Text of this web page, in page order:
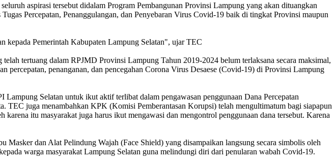
aspirasi tersebut didalam Program Pembangunan Provinsi Lampung yang akan dituangkan
Percepatan, Penanggulangan, dan Penyebaran Virus Covid-19 baik di tingkat Provinsi maupun
kepada Pemerintah Kabupaten Lampung Selatan", ujar TEC
tertuang dalam RPJMD Provinsi Lampung Tahun 2019-2024 belum terlaksana secara maksimal,
penanganan, dan pencegahan Corona Virus Desaese (Covid-19) di Provinsi Lampung
Selatan untuk ikut aktif terlibat dalam pengawasan penggunaan Dana Percepatan
juga menambahkan KPK (Komisi Pemberantasan Korupsi) telah mengultimatum bagi siapapun
itu masyarakat juga harus ikut mengawasi dan mengontrol penggunaan dana tersebut. Karena
dan Alat Pelindung Wajah (Face Shield) yang disampaikan langsung secara simbolis oleh
warga masyarakat Lampung Selatan guna melindungi diri dari penularan wabah Covid-19.